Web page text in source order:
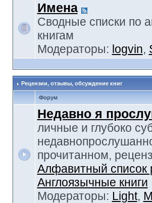
Имена
Сводные списки по
книгам
Модераторы: logvin,
Рецензии, отзывы, обсуждение книг
Форум
Недавно я
личные и глубоко
прочитанном,
Алфавитный список
Англоязычные книги
Модераторы: Light,